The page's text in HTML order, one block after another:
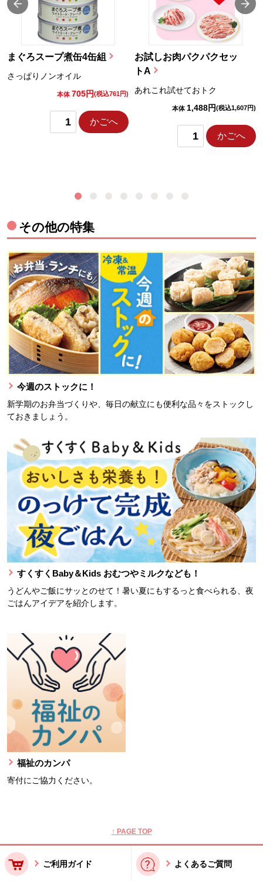
まぐろスープ煮缶4缶組
さっぱりノンオイル
本体 705円(税込761円)
かごへ
お試しお肉パクパクセッ
トA
あれこれ試せておトク
本体 1,488円(税込1,607円)
かごへ
その他の特集
今週のストックに！
新学期のお弁当づくりや、毎日の献立にも便利な品々をストックし
ておきましょう。
すくすくBaby＆Kids おむつやミルクなども！
うどんやご飯にサッとのせて！暑い夏にもするっと食べられる、夜
ごはんアイデアを紹介します。
福祉のカンパ
寄付にご協力ください。
↑ PAGE TOP
ご利用ガイド よくあるご質問